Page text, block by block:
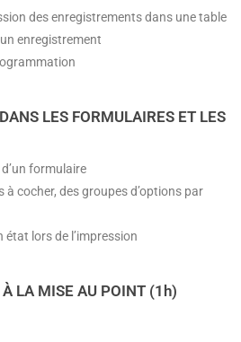
des enregistrements dans une table
enregistrement
LES FORMULAIRES ET LES
formulaire
à cocher, des groupes d’options par
lors de l’impression
À LA MISE AU POINT (1h)